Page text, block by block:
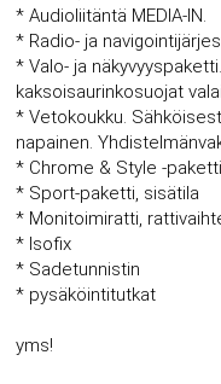
* Audioliitäntä MEDIA-IN.
* Radio- ja
* Valo- ja
kaksoisaurinkosuojat
* Vetokoukku.
napainen.
* Chrome & Style -paketti
* Sport-paketti, sisätila
* Monitoimiratti,
* Isofix
* Sadetunnistin
* pysäköintitutkat
yms!